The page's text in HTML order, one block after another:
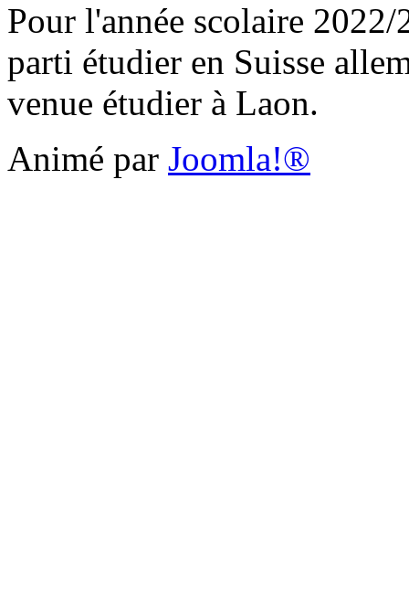
Pour l'année scolaire
parti étudier en Suisse
venue étudier à Laon.
Animé par Joomla!®